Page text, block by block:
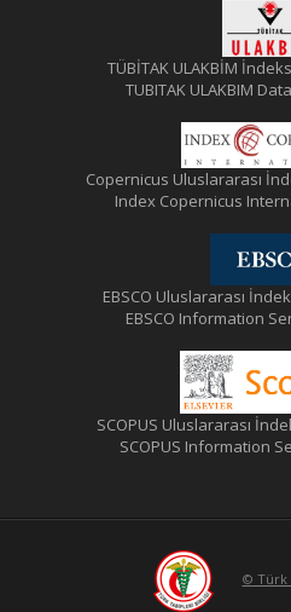
TÜBİTAK ULAKBİM
TUBITAK ULAKBIM
Copernicus Uluslararası
Index Copernicus
EBSCO Uluslararası
EBSCO Information
SCOPUS Uluslararası
SCOPUS Information
© Türk